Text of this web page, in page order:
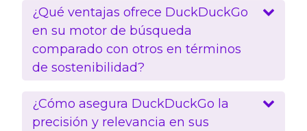
¿Qué ventajas ofrece DuckDuckGo
en su motor de búsqueda
comparado con otros en términos
de sostenibilidad?
¿Cómo asegura DuckDuckGo la
precisión y relevancia en sus